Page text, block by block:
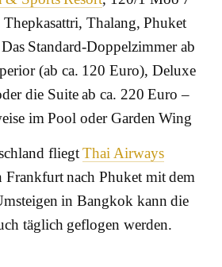
Thalang, Phuket
Standard-Doppelzimmer ab
(ab ca. 120 Euro), Deluxe
die Suite ab ca. 220 Euro –
im Pool oder Garden Wing
fliegtThai Airways
nach Phuket mit dem
in Bangkok kann die
täglich geflogen werden.